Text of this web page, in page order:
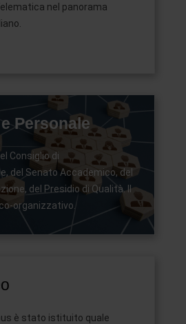
nel panorama
Personale
Consiglio di
del Senato Accademico, del
del Presidio di Qualità. Il
organizzativo.
è stato istituito quale